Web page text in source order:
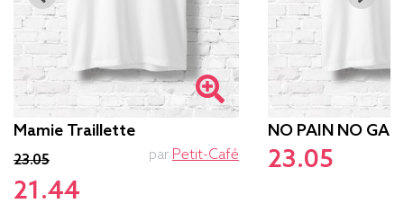
Mamie Traillette
23.05
21.44
par Petit-Café
NO PAIN NO
23.05